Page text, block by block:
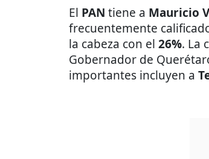
El PAN tiene a Mauricio
frecuentemente
la cabeza con el 26%. La
Gobernador de
importantes incluyen a